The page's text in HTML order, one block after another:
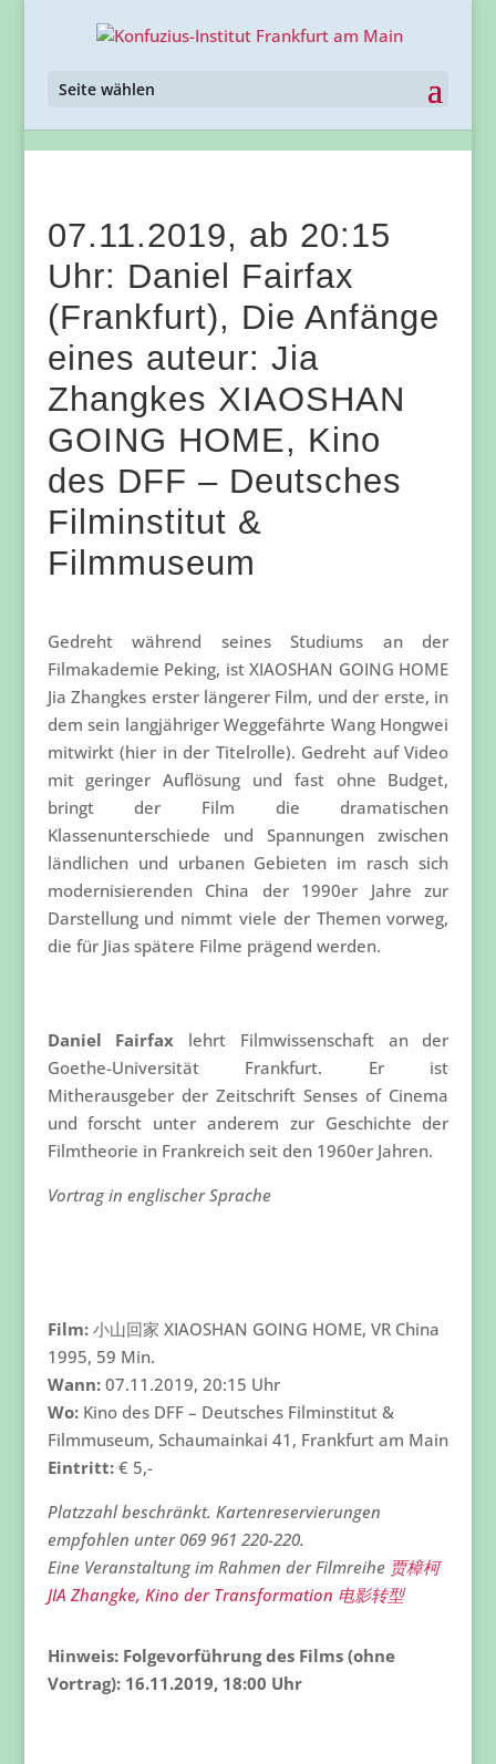
Seite wählen
07.11.2019, ab 20:15
Uhr: Daniel Fairfax
(Frankfurt), Die Anfänge
eines auteur: Jia
Zhangkes XIAOSHAN
GOING HOME, Kino
des DFF – Deutsches
Filminstitut &
Filmmuseum
Gedreht während seines Studiums an der
Filmakademie Peking, ist XIAOSHAN GOING HOME
Jia Zhangkes erster längerer Film, und der erste, in
dem sein langjähriger Weggefährte Wang Hongwei
mitwirkt (hier in der Titelrolle). Gedreht auf Video
mit geringer Auflösung und fast ohne Budget,
bringt der Film die dramatischen
Klassenunterschiede und Spannungen zwischen
ländlichen und urbanen Gebieten im rasch sich
modernisierenden China der 1990er Jahre zur
Darstellung und nimmt viele der Themen vorweg,
die für Jias spätere Filme prägend werden.
Daniel Fairfax lehrt Filmwissenschaft an der
Goethe-Universität Frankfurt. Er ist
Mitherausgeber der Zeitschrift Senses of Cinema
und forscht unter anderem zur Geschichte der
Filmtheorie in Frankreich seit den 1960er Jahren.
Vortrag in englischer Sprache
Film:小山回家 XIAOSHAN GOING HOME, VR China
1995, 59 Min.
Wann:07.11.2019, 20:15 Uhr
Wo:Kino des DFF – Deutsches Filminstitut &
Filmmuseum, Schaumainkai 41, Frankfurt am Main
Eintritt:€ 5,-
Platzzahl beschränkt. Kartenreservierungen
empfohlen unter 069 961 220-220.
Eine Veranstaltung im Rahmen der Filmreihe 贾樟柯
JIA Zhangke, Kino der Transformation 电影转型
Hinweis: Folgevorführung des Films (ohne
Vortrag): 16.11.2019, 18:00 Uhr